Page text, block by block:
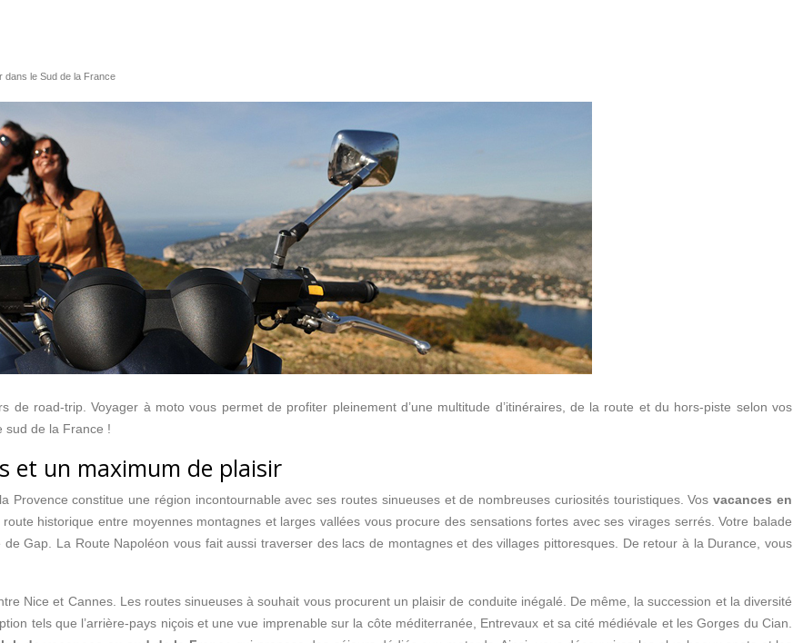
dans le Sud de la France
de road-trip. Voyager à moto vous permet de profiter pleinement d’une multitude d’itinéraires, de la route et du hors-piste selon vos
sud de la France !
et un maximum de plaisir
constitue une région incontournable avec ses routes sinueuses et de nombreuses curiosités touristiques. Vosvacances en
historique entre moyennes montagnes et larges vallées vous procure des sensations fortes avec ses virages serrés. Votre balade
Gap. La Route Napoléon vous fait aussi traverser des lacs de montagnes et des villages pittoresques. De retour à la Durance, vous
Nice et Cannes. Les routes sinueuses à souhait vous procurent un plaisir de conduite inégalé. De même, la succession et la diversité
tels que l’arrière-pays niçois et une vue imprenable sur la côte méditerranée, Entrevaux et sa cité médiévale et les Gorges du Cian.